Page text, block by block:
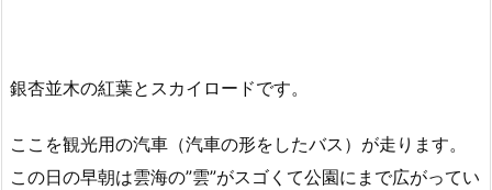
銀杏並木の紅葉とスカイロードです。
ここを観光用の汽車（汽車の形をしたバス）が走ります。
この日の早朝は雲海の”雲”がスゴくて公園にまで広がってい